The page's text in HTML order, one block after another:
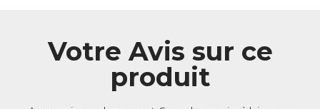
Votre Avis sur ce
produit